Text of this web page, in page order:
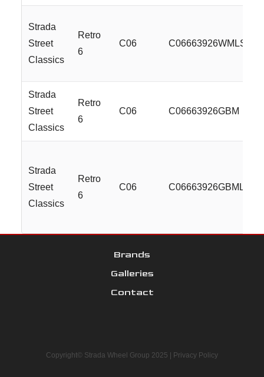
Strada
Street
Classics
Retro
6
C06 C06663926WMLSS
Strada
Street
Classics
Retro
6
C06 C06663926GBM
Strada
Street
Classics
Retro
6
C06 C06663926GBMLR
Brands
Galleries
Contact
Copyright© Strada Wheel Group 2025 | Privacy Policy